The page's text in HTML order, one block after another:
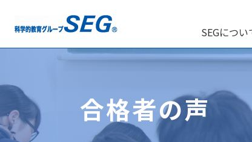
SEGについ
合格者の声